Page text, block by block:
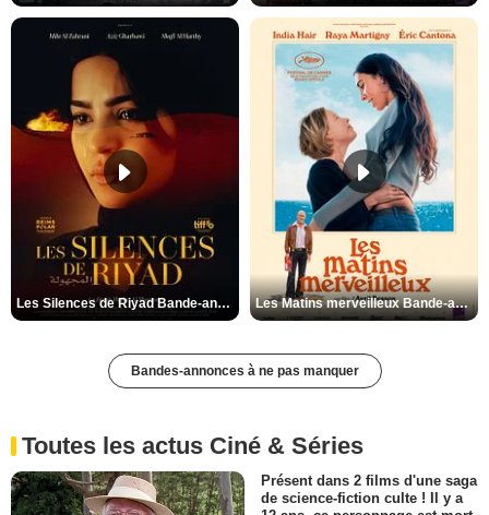
Les Silences de Riyad Bande-annonce VO STFR Les Matins merveilleux Bande-annonce VF
Bandes-annonces à ne pas manquer
Toutes les actus Ciné & Séries
Présent dans 2 films d'une saga
de science-fiction culte ! Il y a